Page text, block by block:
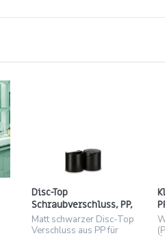
Disc-Top
Schraubverschluss, PP,
matt schwarz,
Gewinde 24/410
Matt schwarzer Disc-Top
Verschluss aus PP für